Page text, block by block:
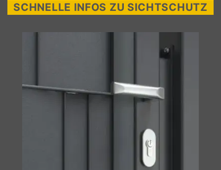
SCHNELLE INFOS ZU SICHTSCHUTZ